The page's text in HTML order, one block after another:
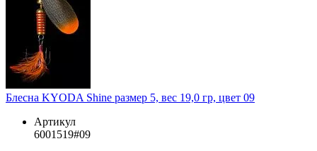
Блесна KYODA Shine размер 5, вес 19,0 гр, цвет 09
Артикул
6001519#09